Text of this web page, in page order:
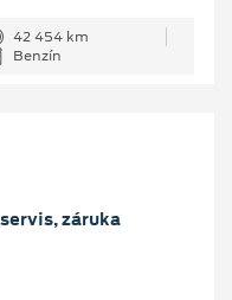
42 454 km
Benzín
záruka